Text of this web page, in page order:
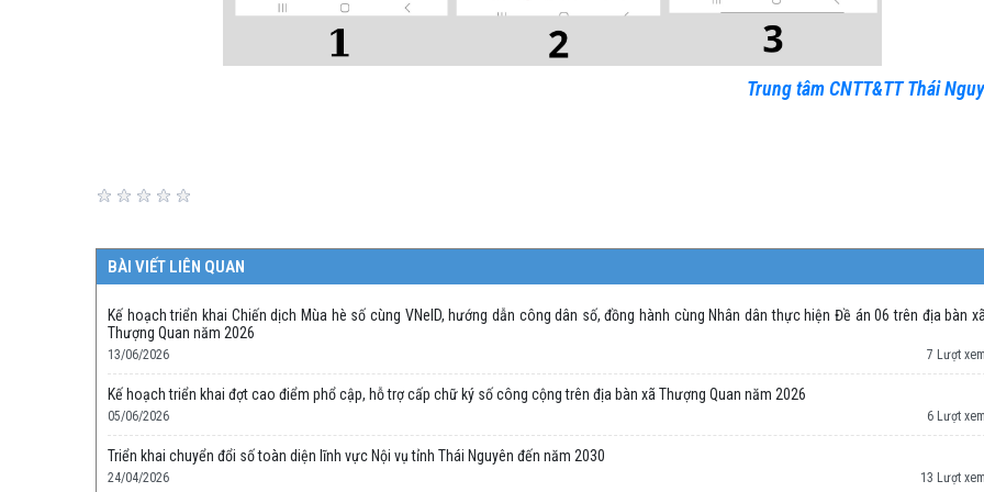
Trung tâm CNTT&TT Thái
BÀI VIẾT LIÊN QUAN
Kế hoạch triển khai Chiến dịch Mùa hè số cùng VNeID, hướng dẫn công dân số, đồng hành cùng Nhân dân thực hiện Đề án 06 trên địa bàn xã
Thượng Quan năm 2026
13/06/2026 7 Lượt xem
Kế hoạch triển khai đợt cao điểm phổ cập, hỗ trợ cấp chữ ký số công cộng trên địa bàn xã Thượng Quan năm 2026
05/06/2026 6 Lượt xem
Triển khai chuyển đổi số toàn diện lĩnh vực Nội vụ tỉnh Thái Nguyên đến năm 2030
24/04/2026 13 Lượt xem